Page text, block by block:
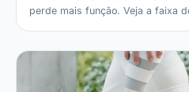
perde mais função. Veja a faixa